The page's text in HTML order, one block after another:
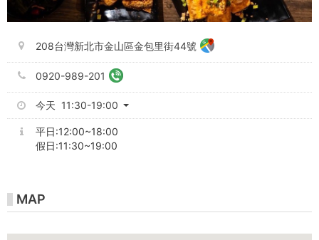
208台灣新北市金山區金包里街44號
0920-989-201
今天 11:30-19:00
平日:12:00~18:00
假日:11:30~19:00
MAP